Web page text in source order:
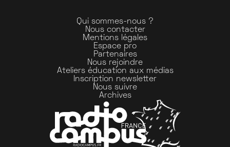
Qui sommes-nous ?
Nous contacter
Mentions légales
Espace pro
Partenaires
Nous rejoindre
Ateliers éducation aux médias
Inscription newsletter
Nous suivre
Archives